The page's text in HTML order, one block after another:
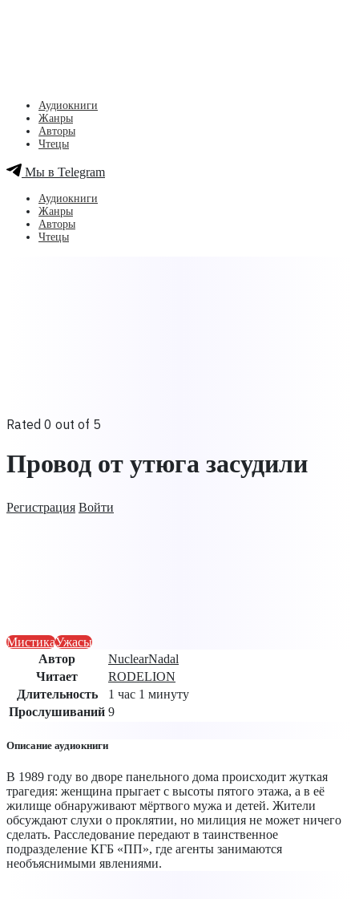
Регистрация Войти
Аудиокниги
Жанры
Авторы
Чтецы
Мы в Telegram
Аудиокниги
Жанры
Авторы
Чтецы
Rated 0 out of 5
Провод от утюга засудили
МистикаУжасы
Автор
NuclearNadal
Читает
RODELION
Длительность
1 час 1 минуту
Прослушиваний 9
Описание аудиокниги
В 1989 году во дворе панельного дома происходит жуткая
трагедия: женщина прыгает с высоты пятого этажа, а в её
жилище обнаруживают мёртвого мужа и детей. Жители
обсуждают слухи о проклятии, но милиция не может ничего
сделать. Расследование передают в таинственное
подразделение КГБ «ПП», где агенты занимаются
необъяснимыми явлениями.